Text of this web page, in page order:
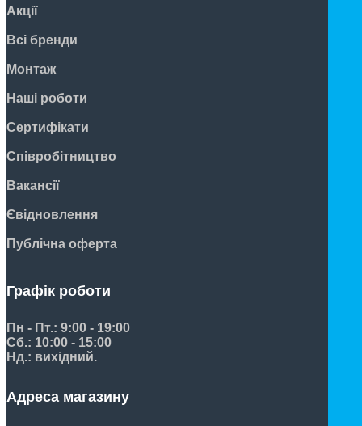
Акції
Всі бренди
Монтаж
Наші роботи
Сертифікати
Співробітництво
Вакансії
Євідновлення
Публічна оферта
Графік роботи
Пн - Пт.: 9:00 - 19:00
Сб.: 10:00 - 15:00
Нд.: вихідний.
Адреса магазину